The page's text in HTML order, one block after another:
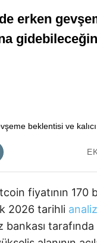
erken
fiyatının 170
2026 tarihli
bankası